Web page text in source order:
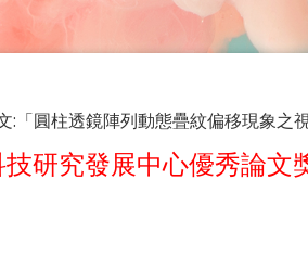
「圓柱透鏡陣列動態疊紋偏移現象之
研究發展中心優秀論文